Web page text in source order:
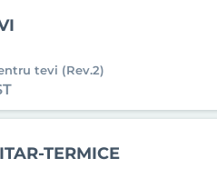
tevi (Rev.2)
TERMICE